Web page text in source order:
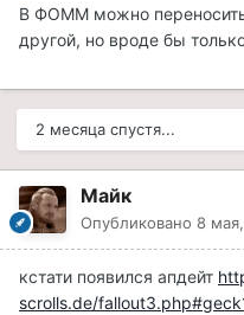
В ФОММ можно переносить
другой, но вроде бы
2 месяца спустя...
Майк
Опубликовано 8
кстати появился апдейт
scrolls.de/